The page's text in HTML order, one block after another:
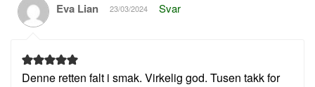
Eva Lian 23/03/2024 Svar
Denne retten falt i smak. Virkelig god. Tusen takk for